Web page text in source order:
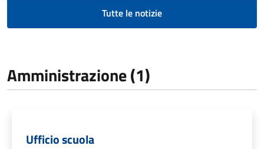
Tutte le notizie
Amministrazione (1)
Ufficio scuola